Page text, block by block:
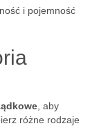
i pojemność
, aby
różne rodzaje